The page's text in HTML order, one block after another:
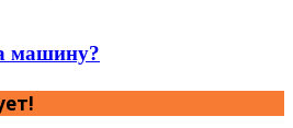
машину?